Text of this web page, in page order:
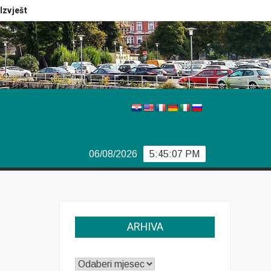
Europola
5:45:07 PM
06/08/2026
ARHIVA
ARHIVA